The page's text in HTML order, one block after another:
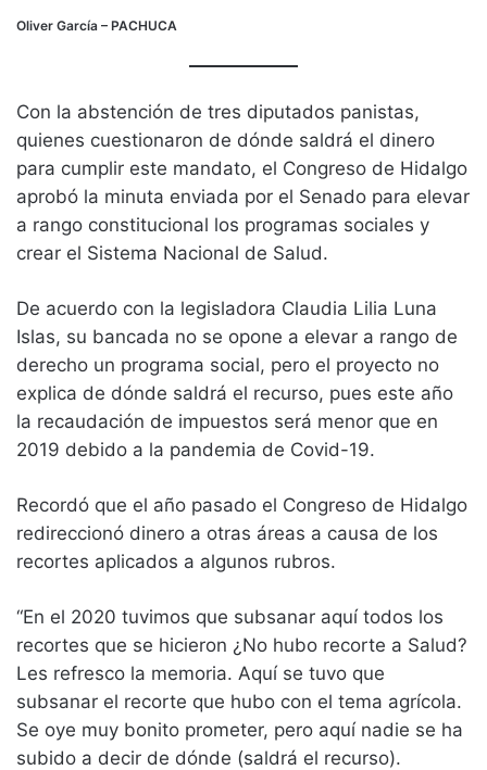
Oliver García – PACHUCA
Con la abstención de tres diputados panistas,
quienes cuestionaron de dónde saldrá el dinero
para cumplir este mandato, el Congreso de Hidalgo
aprobó la minuta enviada por el Senado para elevar
a rango constitucional los programas sociales y
crear el Sistema Nacional de Salud.
De acuerdo con la legisladora Claudia Lilia Luna
Islas, su bancada no se opone a elevar a rango de
derecho un programa social, pero el proyecto no
explica de dónde saldrá el recurso, pues este año
la recaudación de impuestos será menor que en
2019 debido a la pandemia de Covid-19.
Recordó que el año pasado el Congreso de Hidalgo
redireccionó dinero a otras áreas a causa de los
recortes aplicados a algunos rubros.
“En el 2020 tuvimos que subsanar aquí todos los
recortes que se hicieron ¿No hubo recorte a Salud?
Les refresco la memoria. Aquí se tuvo que
subsanar el recorte que hubo con el tema agrícola.
Se oye muy bonito prometer, pero aquí nadie se ha
subido a decir de dónde (saldrá el recurso).